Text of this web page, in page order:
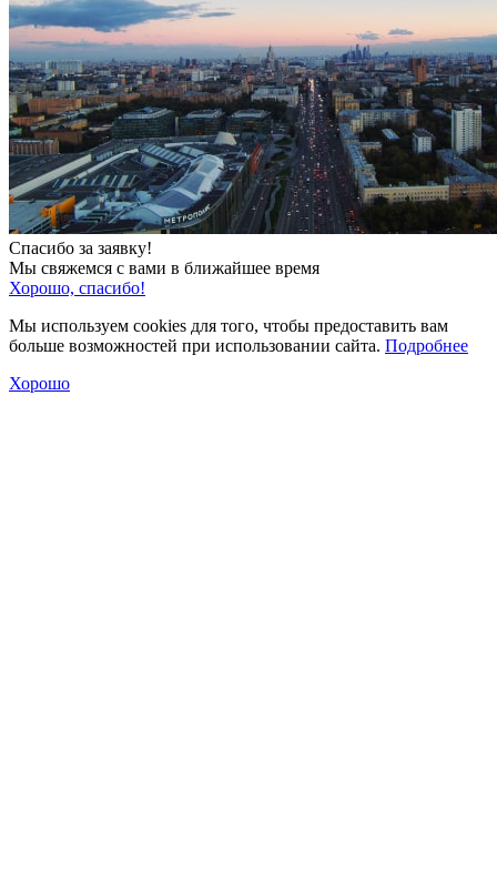
Спасибо за заявку!
Мы свяжемся с вами в ближайшее время
Хорошо, спасибо!
Мы используем cookies для того, чтобы предоставить вам
больше возможностей при использовании сайта. Подробнее
Хорошо